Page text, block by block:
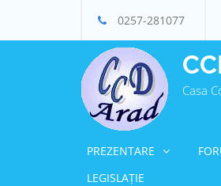
content
0257-281077
Casa
PREZENTARE
LEGISLAȚIE